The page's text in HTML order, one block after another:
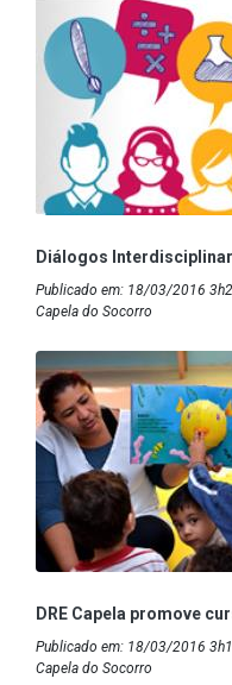
Diálogos
Publicado em: 18/03/2016
Capela do Socorro
DRE Capela promove
Publicado em: 18/03/2016
Capela do Socorro